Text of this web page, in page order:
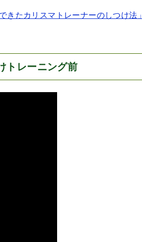
きたカリスマトレーナーのしつけ法」
レーニング前